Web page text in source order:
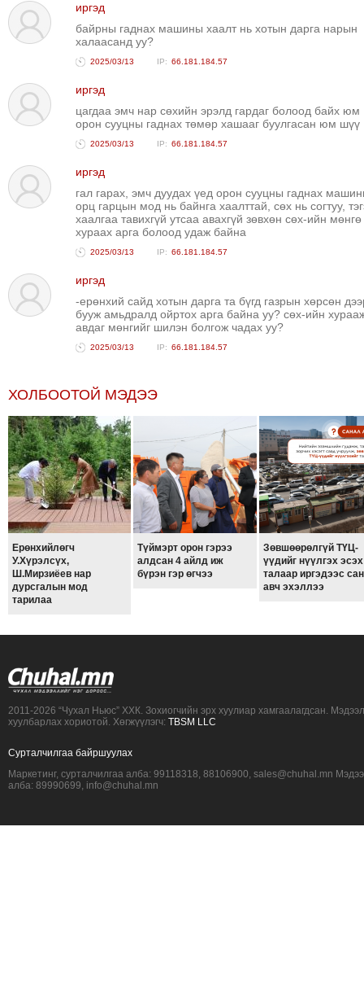
иргэд
байрны гаднах машины хаалт нь хотын дарга нарын
халаасанд уу?
2025/03/13 66.181.184.57
иргэд
цагдаа эмч нар сөхийн эрэлд гардаг болоод байх юм
орон сууцны гаднах төмөр хашааг буулгасан юм шүү
2025/03/13 66.181.184.57
иргэд
гал гарах, эмч дуудах үед орон сууцны гаднах
орц гарцын мод нь байнга хаалттай, сөх нь согтуу,
хаалгаа тавихгүй утсаа авахгүй зөвхөн сөх-ийн мөнгө
хураах арга болоод удаж байна
2025/03/13 66.181.184.57
иргэд
-ерөнхий сайд хотын дарга та бүгд газрын хөрсөн
бууж амьдралд ойртох арга байна уу? сөх-ийн
авдаг мөнгийг шилэн болгож чадах уу?
2025/03/13 66.181.184.57
ХОЛБООТОЙ МЭДЭЭ
Ерөнхийлөгч
У.Хүрэлсүх,
Ш.Мирзиёев нар
дурсгалын мод
тарилаа
Түймэрт орон гэрээ
алдсан 4 айлд иж
бүрэн гэр өгчээ
Зөвшөөрөлгүй ТҮЦ-
үүдийг нүүлгэх эсэх
талаар иргэдээс
авч эхэллээ
2011-2026 “Чухал Ньюс” ХХК. Зохиогчийн эрх хуулиар хамгаалагдсан.
хуулбарлах хориотой. Хөгжүүлэгч: TBSM LLC
Сурталчилгаа байршуулах
Маркетинг, сурталчилгаа алба: 99118318, 88106900, sales@chuhal.mn
алба: 89990699, info@chuhal.mn